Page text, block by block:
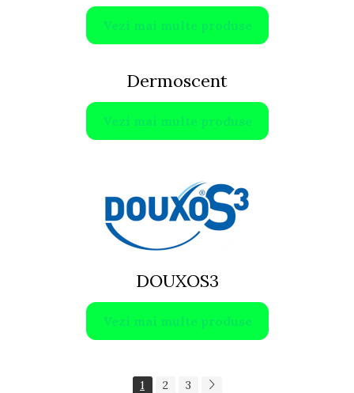
Vezi mai multe produse
Dermoscent
Vezi mai multe produse
DOUXOS3
Vezi mai multe produse
1 2 3